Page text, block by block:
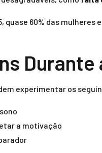
quase 60% das
Durante
experimentar os
a motivação